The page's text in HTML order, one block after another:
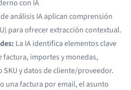
con IA
análisis IA aplican comprensión
para ofrecer extracción contextual.
La IA identifica elementos clave
factura, importes y monedas,
y datos de cliente/proveedor.
una factura por email, el asunto